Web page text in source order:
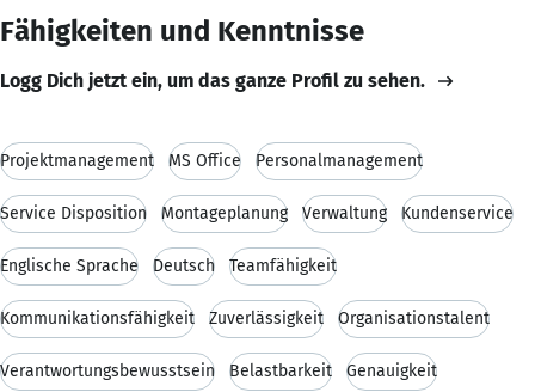
Fähigkeiten und Kenntnisse
Logg Dich jetzt ein, um das ganze Profil zu sehen.
Projektmanagement MS Office Personalmanagement
Service Disposition Montageplanung Verwaltung Kundenservice
Englische Sprache Deutsch Teamfähigkeit
Kommunikationsfähigkeit Zuverlässigkeit Organisationstalent
Verantwortungsbewusstsein Belastbarkeit Genauigkeit